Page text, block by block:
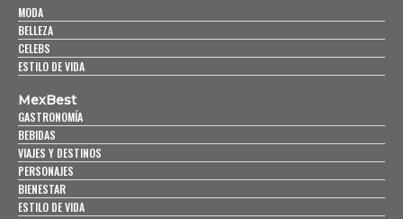
MODA
BELLEZA
CELEBS
ESTILO DE VIDA
MexBest
GASTRONOMÍA
BEBIDAS
VIAJES Y DESTINOS
PERSONAJES
BIENESTAR
ESTILO DE VIDA